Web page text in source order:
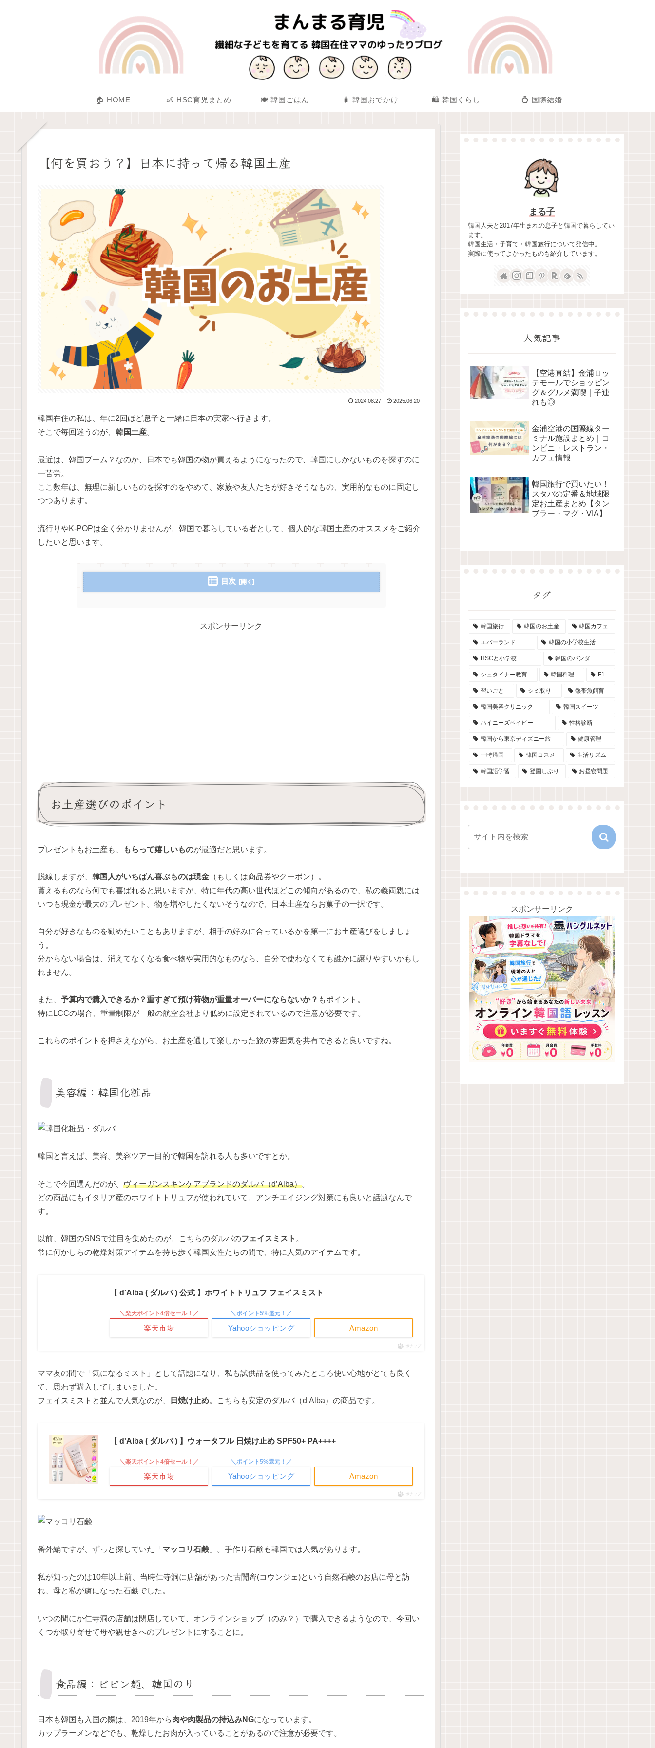
🏠 HOME 👶 HSC育児まとめ 🍽️ 韓国ごはん 🧳 韓国おでかけ 🛍️ 韓国くらし 💍 国際結婚
【何を買おう？】日本に持って帰る韓国土産
2024.08.27 2025.06.20
韓国在住の私は、年に2回ほど息子と一緒に日本の実家へ行きます。
そこで毎回迷うのが、 韓国土産。
最近は、韓国ブーム？なのか、日本でも韓国の物が買えるようになったので、韓国にしかないものを探すのに
一苦労。
ここ数年は、無理に新しいものを探すのをやめて、家族や友人たちが好きそうなもの、実用的なものに固定し
つつあります。
流行りやK-POPは全く分かりませんが、韓国で暮らしている者として、個人的な韓国土産のオススメをご紹介
したいと思います。
目次
スポンサーリンク
お土産選びのポイント
プレゼントもお土産も、 もらって嬉しいものが最適だと思います。
脱線しますが、 韓国人がいちばん喜ぶものは現金 （もしくは商品券やクーポン）。
貰えるものなら何でも喜ばれると思いますが、特に年代の高い世代ほどこの傾向があるので、私の義両親には
いつも現金が最大のプレゼント。物を増やしたくないそうなので、日本土産ならお菓子の一択です。
自分が好きなものを勧めたいこともありますが、相手の好みに合っているかを第一にお土産選びをしましょ
う。
分からない場合は、消えてなくなる食べ物や実用的なものなら、自分で使わなくても誰かに譲りやすいかもし
れません。
また、 予算内で購入できるか？重すぎて預け荷物が重量オーバーにならないか？ もポイント。
特にLCCの場合、重量制限が一般の航空会社より低めに設定されているので注意が必要です。
これらのポイントを押さえながら、お土産を通して楽しかった旅の雰囲気を共有できると良いですね。
美容編：韓国化粧品
韓国と言えば、美容。美容ツアー目的で韓国を訪れる人も多いですとか。
そこで今回選んだのが、 ヴィーガンスキンケアブランドのダルバ（d’Alba）。
どの商品にもイタリア産のホワイトトリュフが使われていて、アンチエイジング対策にも良いと話題なんで
す。
以前、韓国のSNSで注目を集めたのが、こちらのダルバのフェイスミスト 。
常に何かしらの乾燥対策アイテムを持ち歩く韓国女性たちの間で、特に人気のアイテムです。
【 d'Alba ( ダルバ ) 公式 】ホワイトトリュフ フェイスミスト
Amazon
＼楽天ポイント4倍セール！／
楽天市場
＼ポイント5%還元！／
Yahooショッピング
ポチップ
ママ友の間で「気になるミスト」として話題になり、私も試供品を使ってみたところ使い心地がとても良く
て、思わず購入してしまいました。
フェイスミストと並んで人気なのが、
日焼け止め。こちらも安定のダルバ（d’Alba）の商品です。
【 d'Alba ( ダルバ ) 】ウォータフル 日焼け止め SPF50+ PA++++
Amazon
＼楽天ポイント4倍セール！／
楽天市場
＼ポイント5%還元！／
Yahooショッピング
ポチップ
番外編ですが、ずっと探していた「 マッコリ石鹸 」。手作り石鹸も韓国では人気があります。
私が知ったのは10年以上前、当時仁寺洞に店舗があった古誾齊(コウンジェ)という自然石鹸のお店に母と訪
れ、母と私が虜になった石鹸でした。
いつの間にか仁寺洞の店舗は閉店していて、オンラインショップ（のみ？）で購入できるようなので、今回い
くつか取り寄せて母や親せきへのプレゼントにすることに。
食品編：ビビン麺、韓国のり
日本も韓国も入国の際は、2019年から肉や肉製品の持込みNGになっています。
カップラーメンなどでも、乾燥したお肉が入っていることがあるので注意が必要です。
まる子
韓国人夫と2017年生まれの息子と韓国で暮らしてい
ます。
韓国生活・子育て・韓国旅行について発信中。
実際に使ってよかったものも紹介しています。
人気記事
【空港直結】金浦ロッ
テモールでショッピン
グ＆グルメ満喫｜子連
れも◎
金浦空港の国際線ター
ミナル施設まとめ｜コ
ンビニ・レストラン・
カフェ情報
韓国旅行で買いたい！
スタバの定番＆地域限
定お土産まとめ【タン
ブラー・マグ・VIA】
タグ
韓国旅行 韓国のお土産 韓国カフェ
エバーランド 韓国の小学校生活
HSCと小学校 韓国のパンダ
シュタイナー教育 韓国料理 F1
習いごと シミ取り 熱帯魚飼育
韓国美容クリニック 韓国スイーツ
ハイニーズベイビー 性格診断
韓国から東京ディズニー旅 健康管理
一時帰国 韓国コスメ 生活リズム
韓国語学習 登園しぶり お昼寝問題
スポンサーリンク